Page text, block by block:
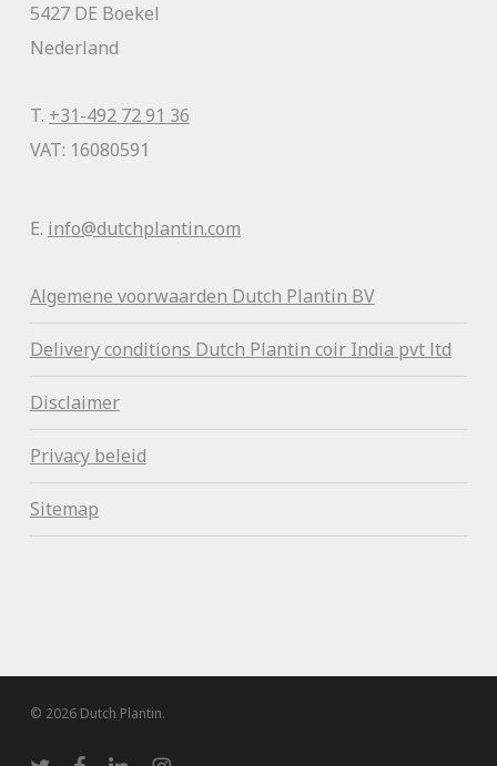
5427 DE Boekel
Nederland
T. +31-492 72 91 36
VAT: 16080591
E. info@dutchplantin.com
Algemene voorwaarden Dutch Plantin BV
Delivery conditions Dutch Plantin coir India pvt ltd
Disclaimer
Privacy beleid
Sitemap
© 2026 Dutch Plantin.